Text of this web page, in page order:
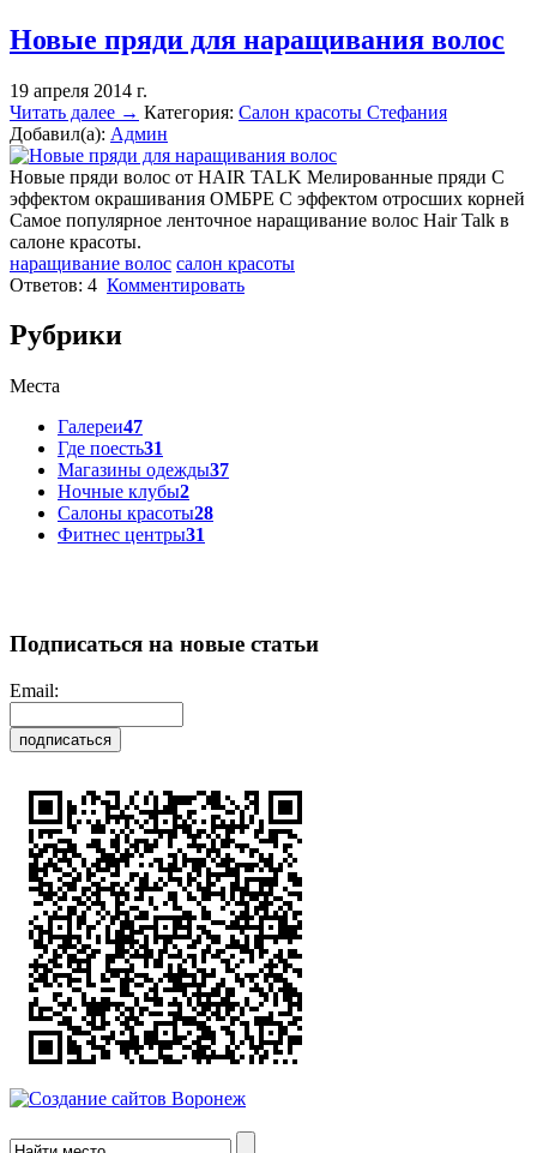
Новые пряди для наращивания волос
19 апреля 2014 г.
Читать далее → Категория: Салон красоты Стефания
Добавил(а): Админ
Новые пряди волос от HAIR TALK Мелированные пряди С
эффектом окрашивания ОМБРЕ С эффектом отросших корней
Самое популярное ленточное наращивание волос Hair Talk в
салоне красоты.
наращивание волос салон красоты
Ответов: 4 Комментировать
Рубрики
Места
Галереи47
Где поесть31
Магазины одежды37
Ночные клубы2
Салоны красоты28
Фитнес центры31
Подписаться на новые статьи
Email: